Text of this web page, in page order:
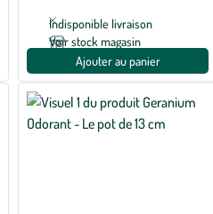
Indisponible livraison
Voir stock magasin
Ajouter au panier